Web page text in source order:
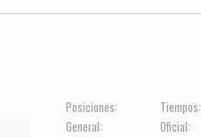
Posiciones:
General:
Tiempos:
Oficial: